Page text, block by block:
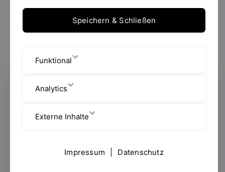
Digitalisierung als interdisziplinäres
Speichern & Schließen
Funktional
Analytics
Externe Inhalte
Impressum Datenschutz